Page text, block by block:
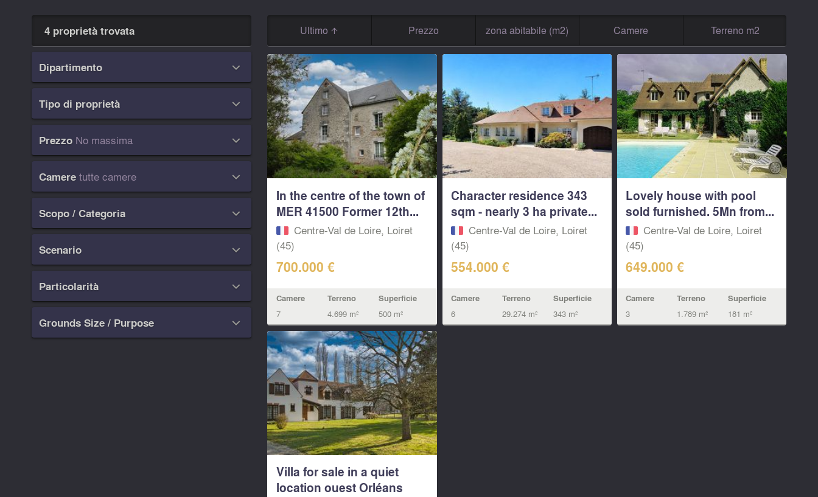
4 proprietà trovata
Dipartimento 
Tipo di proprietà 
Prezzo No massima 
Camere tutte camere 
Scopo / Categoria 
Scenario 
Particolarità 
Grounds Size / Purpose 
Ultimo Prezzo zona abitabile (m2) Camere Terreno m2
In the centre of the town of
MER 41500 Former 12th...
Centre-Val de Loire, Loiret
(45)
700.000 €
Camere
7
Terreno
4.699 m²
Superficie
500 m²
Character residence 343
sqm - nearly 3 ha private...
Centre-Val de Loire, Loiret
(45)
554.000 €
Camere
6
Terreno
29.274 m²
Superficie
343 m²
Lovely house with pool
sold furnished. 5Mn from...
Centre-Val de Loire, Loiret
(45)
649.000 €
Camere
3
Terreno
1.789 m²
Superficie
181 m²
Villa for sale in a quiet
location ouest Orléans